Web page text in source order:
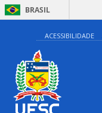
BRASIL
ACESSIBILIDADE